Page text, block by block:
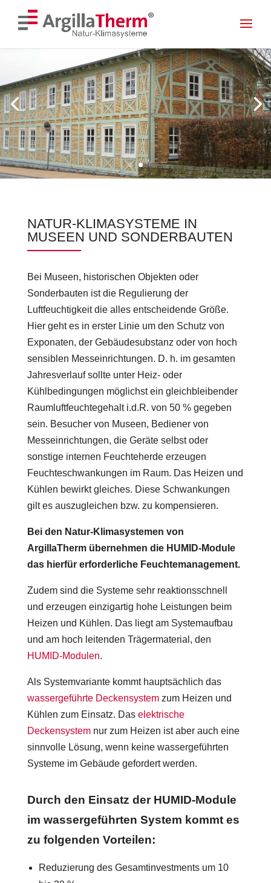
Skip To Content
<! --- Mobile Menu --- > <! --- Ende Mobile Menu --- >
NATUR-KLIMASYSTEME IN
MUSEEN UND SONDERBAUTEN
Bei Museen, historischen Objekten oder
Sonderbauten ist die Regulierung der
Luftfeuchtigkeit die alles entscheidende Größe.
Hier geht es in erster Linie um den Schutz von
Exponaten, der Gebäudesubstanz oder von hoch
sensiblen Messeinrichtungen. D. h. im gesamten
Jahresverlauf sollte unter Heiz- oder
Kühlbedingungen möglichst ein gleichbleibender
Raumluftfeuchtegehalt i.d.R. von 50 % gegeben
sein. Besucher von Museen, Bediener von
Messeinrichtungen, die Geräte selbst oder
sonstige internen Feuchteherde erzeugen
Feuchteschwankungen im Raum. Das Heizen und
Kühlen bewirkt gleiches. Diese Schwankungen
gilt es auszugleichen bzw. zu kompensieren.
Bei den Natur-Klimasystemen von
ArgillaTherm übernehmen die HUMID-Module
das hierfür erforderliche Feuchtemanagement.
Zudem sind die Systeme sehr reaktionsschnell
und erzeugen einzigartig hohe Leistungen beim
Heizen und Kühlen. Das liegt am Systemaufbau
und am hoch leitenden Trägermaterial, den
HUMID-Modulen.
Als Systemvariante kommt hauptsächlich das
wassergeführte Deckensystemzum Heizen und
Kühlen zum Einsatz. Das elektrische
Deckensystemnur zum Heizen ist aber auch eine
sinnvolle Lösung, wenn keine wassergeführten
Systeme im Gebäude gefordert werden.
Durch den Einsatz der HUMID-Module
im wassergeführten System kommt es
zu folgenden Vorteilen:
Reduzierung des Gesamtinvestments um 10